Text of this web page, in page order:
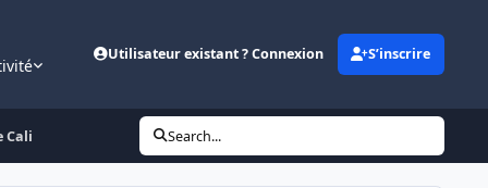
Utilisateur existant ? Connexion S’inscrire
Cali Search...